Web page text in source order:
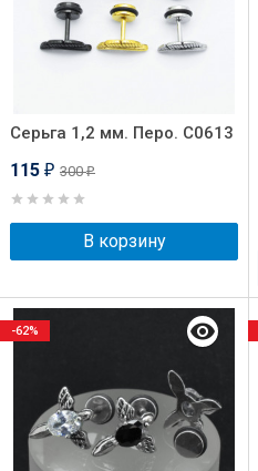
Серьга 1,2 мм. Перо. C0613
115 ₽ 300₽
В корзину
-62%